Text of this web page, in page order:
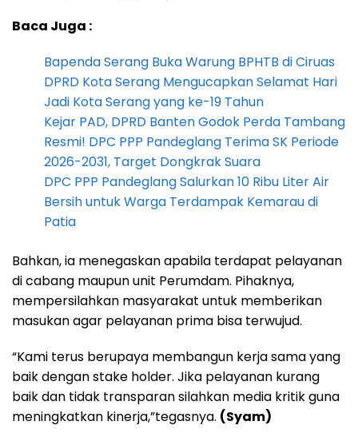
Baca Juga :
Bapenda Serang Buka Warung BPHTB di Ciruas
DPRD Kota Serang Mengucapkan Selamat Hari
Jadi Kota Serang yang ke-19 Tahun
Kejar PAD, DPRD Banten Godok Perda Tambang
Resmi! DPC PPP Pandeglang Terima SK Periode
2026-2031, Target Dongkrak Suara
DPC PPP Pandeglang Salurkan 10 Ribu Liter Air
Bersih untuk Warga Terdampak Kemarau di
Patia
Bahkan, ia menegaskan apabila terdapat pelayanan
di cabang maupun unit Perumdam. Pihaknya,
mempersilahkan masyarakat untuk memberikan
masukan agar pelayanan prima bisa terwujud.
“Kami terus berupaya membangun kerja sama yang
baik dengan stake holder. Jika pelayanan kurang
baik dan tidak transparan silahkan media kritik guna
meningkatkan kinerja,”tegasnya. (Syam)